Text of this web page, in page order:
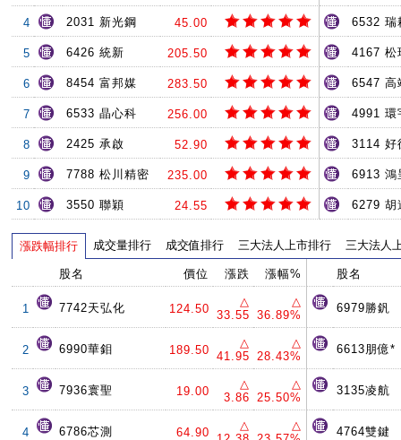
4 2031 新光鋼 45.00
5 6426 統新 205.50
6 8454 富邦媒 283.50
7 6533 晶心科 256.00
8 2425 承啟 52.90
9 7788 松川精密 235.00
10 3550 聯穎 24.55
6532 瑞
4167 松
6547 高
4991 環
3114 好
6913 鴻
6279 胡
漲跌幅排行 成交量排行 成交值排行 三大法人上市排行 三大法人
股名 價位 漲跌 漲幅%
1 7742天弘化 124.50
△
33.55
△
36.89%
2 6990華鉬 189.50
△
41.95
△
28.43%
3 7936寰聖 19.00
△
3.86
△
25.50%
4 6786芯測 64.90
△
△
股名
6979勝釩
6613朋億*
3135凌航
4764雙鍵